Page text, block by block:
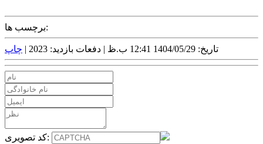
برچسب ها:
تاریخ: 1404/05/29 12:41 ب.ظ | دفعات بازدید: 2023 | چاپ
کد تصویری: